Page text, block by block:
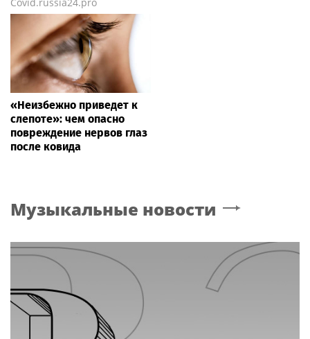
«Неизбежно приведет к
слепоте»: чем опасно
повреждение нервов глаз
после ковида
Музыкальные новости